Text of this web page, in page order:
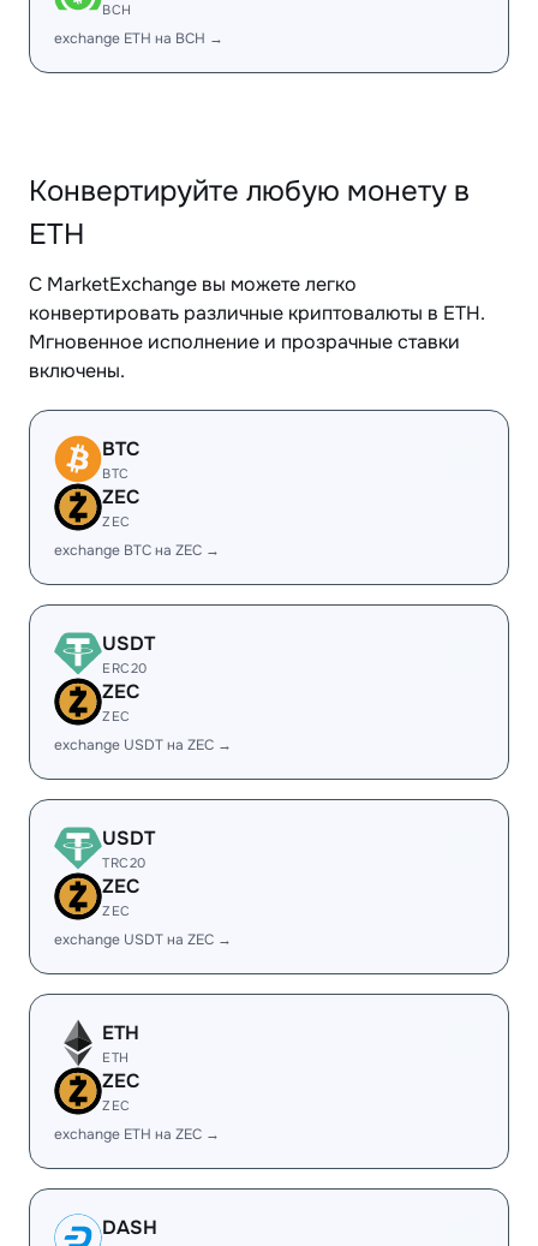
BCH
exchange ETH на BCH →
Конвертируйте любую монету в
ETH
С MarketExchange вы можете легко
конвертировать различные криптовалюты в ETH.
Мгновенное исполнение и прозрачные ставки
включены.
BTC
BTC
ZEC
ZEC
exchange BTC на ZEC →
USDT
ERC20
ZEC
ZEC
exchange USDT на ZEC →
USDT
TRC20
ZEC
ZEC
exchange USDT на ZEC →
ETH
ETH
ZEC
ZEC
exchange ETH на ZEC →
DASH